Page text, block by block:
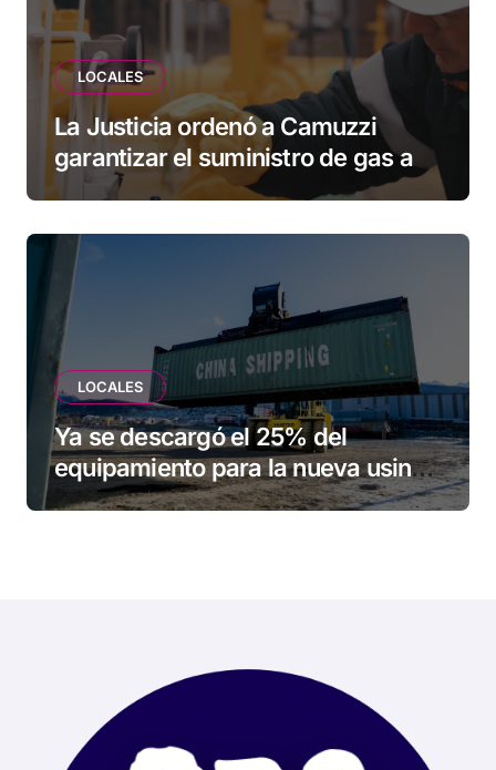
LOCALES
La Justicia ordenó a Camuzzi
garantizar el suministro de gas a
una familia de Tolhuin
LOCALES
Ya se descargó el 25% del
equipamiento para la nueva usina
de Ushuaia